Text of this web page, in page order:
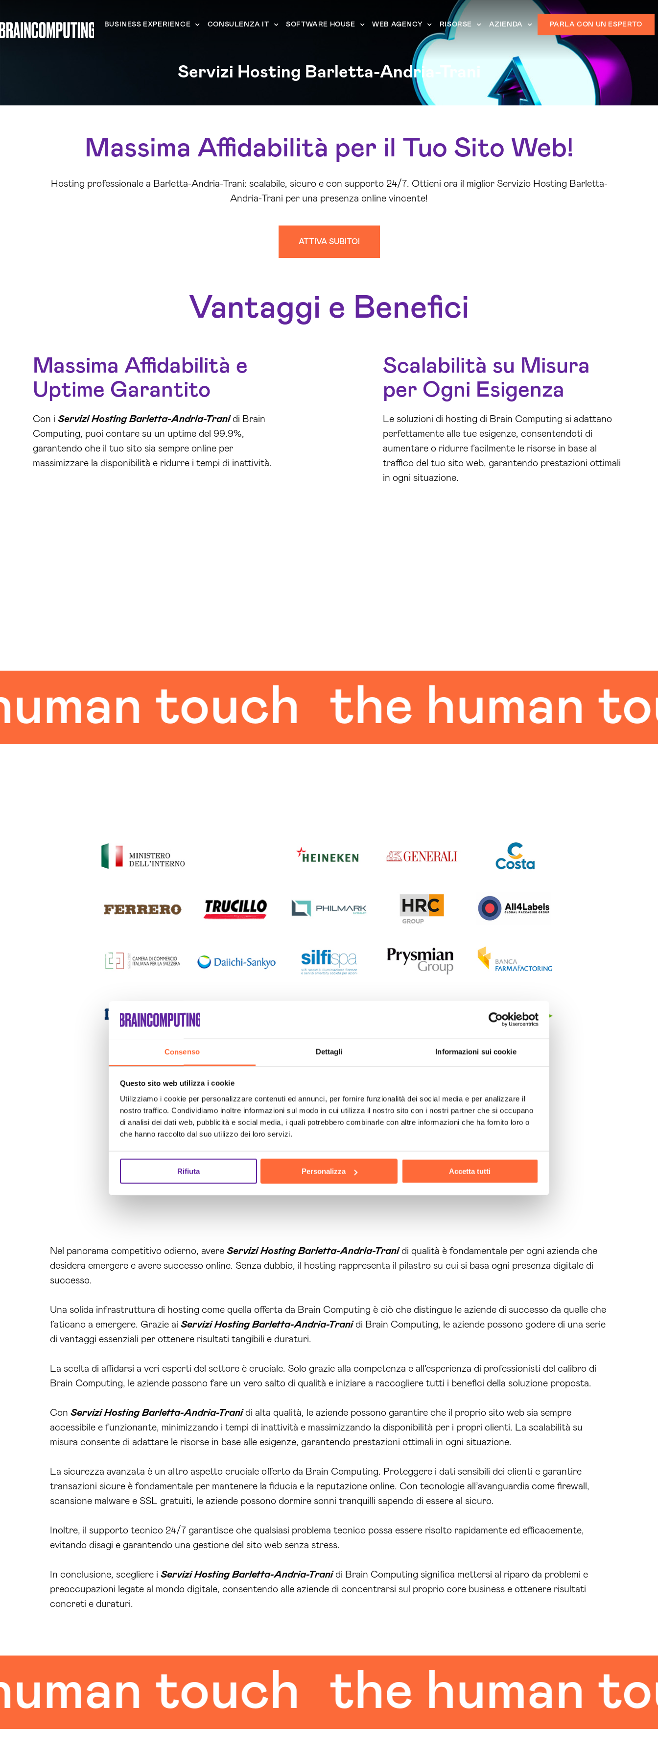
Consenso Dettagli Informazioni sui cookie
Questo sito web utilizza i cookie
Utilizziamo i cookie per personalizzare contenuti ed annunci, per fornire funzionalità dei social media e per analizzare il
nostro traffico. Condividiamo inoltre informazioni sul modo in cui utilizza il nostro sito con i nostri partner che si occupano
di analisi dei dati web, pubblicità e social media, i quali potrebbero combinarle con altre informazioni che ha fornito loro o
che hanno raccolto dal suo utilizzo dei loro servizi.
Rifiuta Personalizza Accetta tutti
BUSINESS EXPERIENCE CONSULENZA IT SOFTWARE HOUSE WEB AGENCY RISORSE AZIENDA PARLA CON UN ESPERTO
Servizi Hosting Barletta-Andria-Trani
Massima Affidabilità per il Tuo Sito Web!
Hosting professionale a Barletta-Andria-Trani: scalabile, sicuro e con supporto 24/7. Ottieni ora il miglior Servizio Hosting Barletta-
Andria-Trani per una presenza online vincente!
ATTIVA SUBITO!
Vantaggi e Benefici
Massima Affidabilità e
Uptime Garantito
Con i Servizi Hosting Barletta-Andria-Tranidi Brain
Computing, puoi contare su un uptime del 99.9%,
garantendo che il tuo sito sia sempre online per
massimizzare la disponibilità e ridurre i tempi di inattività.
Scalabilità su Misura
per Ogni Esigenza
Le soluzioni di hosting di Brain Computing si adattano
perfettamente alle tue esigenze, consentendoti di
aumentare o ridurre facilmente le risorse in base al
traffico del tuo sito web, garantendo prestazioni ottimali
in ogni situazione.
touch the human
Nel panorama competitivo odierno, avere Servizi Hosting Barletta-Andria-Tranidi qualità è fondamentale per ogni azienda che
desidera emergere e avere successo online. Senza dubbio, il hosting rappresenta il pilastro su cui si basa ogni presenza digitale di
successo.
Una solida infrastruttura di hosting come quella offerta da Brain Computing è ciò che distingue le aziende di successo da quelle che
faticano a emergere. Grazie ai Servizi Hosting Barletta-Andria-Tranidi Brain Computing, le aziende possono godere di una serie
di vantaggi essenziali per ottenere risultati tangibili e duraturi.
La scelta di affidarsi a veri esperti del settore è cruciale. Solo grazie alla competenza e all’esperienza di professionisti del calibro di
Brain Computing, le aziende possono fare un vero salto di qualità e iniziare a raccogliere tutti i benefici della soluzione proposta.
Con Servizi Hosting Barletta-Andria-Tranidi alta qualità, le aziende possono garantire che il proprio sito web sia sempre
accessibile e funzionante, minimizzando i tempi di inattività e massimizzando la disponibilità per i propri clienti. La scalabilità su
misura consente di adattare le risorse in base alle esigenze, garantendo prestazioni ottimali in ogni situazione.
La sicurezza avanzata è un altro aspetto cruciale offerto da Brain Computing. Proteggere i dati sensibili dei clienti e garantire
transazioni sicure è fondamentale per mantenere la fiducia e la reputazione online. Con tecnologie all’avanguardia come firewall,
scansione malware e SSL gratuiti, le aziende possono dormire sonni tranquilli sapendo di essere al sicuro.
Inoltre, il supporto tecnico 24/7 garantisce che qualsiasi problema tecnico possa essere risolto rapidamente ed efficacemente,
evitando disagi e garantendo una gestione del sito web senza stress.
In conclusione, scegliere i Servizi Hosting Barletta-Andria-Tranidi Brain Computing significa mettersi al riparo da problemi e
preoccupazioni legate al mondo digitale, consentendo alle aziende di concentrarsi sul proprio core business e ottenere risultati
concreti e duraturi.
touch the human